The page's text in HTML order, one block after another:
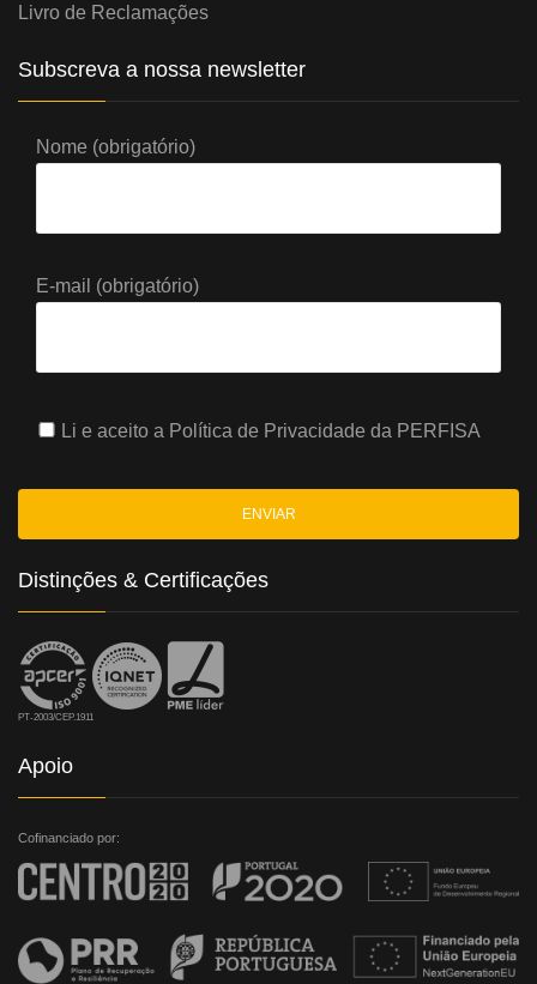
Livro de Reclamações
Subscreva a nossa newsletter
Nome (obrigatório)
E-mail (obrigatório)
Li e aceito a Política de Privacidade da PERFISA
Distinções & Certificações
PT-2003/CEP.1911
Apoio
Cofinanciado por: